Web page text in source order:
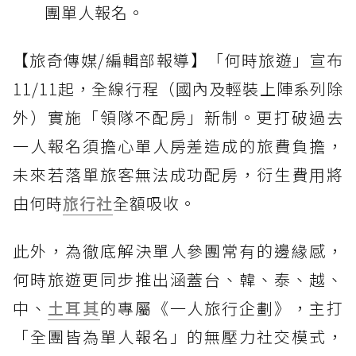
團單人報名。
【旅奇傳媒/編輯部報導】「何時旅遊」宣布
11/11起，全線行程（國內及輕裝上陣系列除
外）實施「領隊不配房」新制。更打破過去
一人報名須擔心單人房差造成的旅費負擔，
未來若落單旅客無法成功配房，衍生費用將
由何時旅行社全額吸收。
此外，為徹底解決單人參團常有的邊緣感，
何時旅遊更同步推出涵蓋台、韓、泰、越、
中、 土耳其的專屬《一人旅行企劃》，主打
「全團皆為單人報名」的無壓力社交模式，